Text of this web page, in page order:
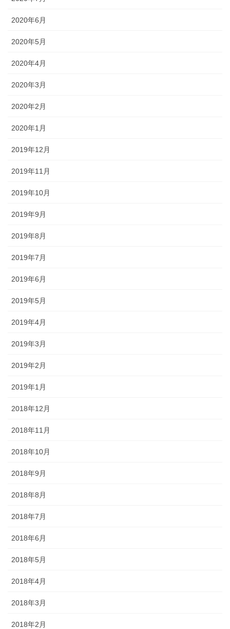
2020年6月
2020年5月
2020年4月
2020年3月
2020年2月
2020年1月
2019年12月
2019年11月
2019年10月
2019年9月
2019年8月
2019年7月
2019年6月
2019年5月
2019年4月
2019年3月
2019年2月
2019年1月
2018年12月
2018年11月
2018年10月
2018年9月
2018年8月
2018年7月
2018年6月
2018年5月
2018年4月
2018年3月
2018年2月